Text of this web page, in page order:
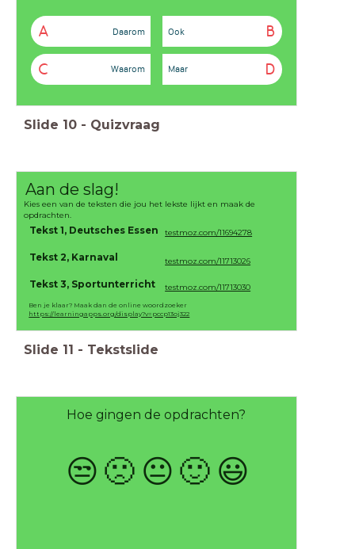
A Daarom B
Ook
C Waarom D
Maar
Slide 10 - Quizvraag
Aan de slag!
Kies een van de teksten die jou het lekste lijkt en maak de
opdrachten.
Tekst 1, Deutsches Essen
Tekst 2, Karnaval
Tekst 3, Sportunterricht
Ben je klaar? Maak dan de online woordzoeker
https://learningapps.org/display?v=pccp13oj322
testmoz.com/11694278
testmoz.com/11713026
testmoz.com/11713030
Slide 11 - Tekstslide
Hoe gingen de opdrachten?
😒 🙁 😐 🙂 😃